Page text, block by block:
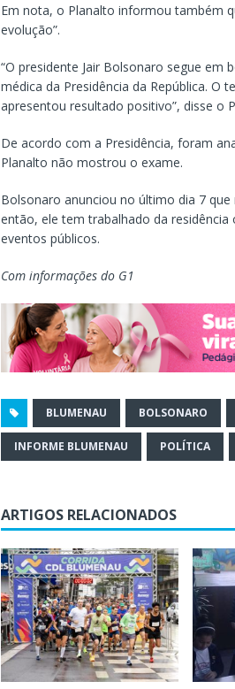
Em nota, o Planalto informou também
evolução”.
“O presidente Jair Bolsonaro segue em
médica da Presidência da República. O
apresentou resultado positivo”, disse o
De acordo com a Presidência, foram
Planalto não mostrou o exame.
Bolsonaro anunciou no último dia 7
então, ele tem trabalhado da
eventos públicos.
Com informações do G1
BLUMENAU BOLSONARO
INFORME BLUMENAU POLÍTICA
ARTIGOS RELACIONADOS